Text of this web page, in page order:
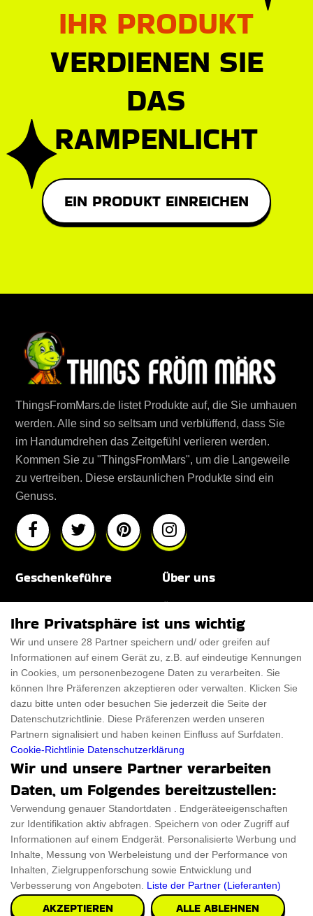
IHR PRODUKT
VERDIENEN SIE
DAS
RAMPENLICHT
EIN PRODUKT EINREICHEN
ThingsFromMars.de listet Produkte auf, die Sie umhauen
werden. Alle sind so seltsam und verblüffend, dass Sie
im Handumdrehen das Zeitgefühl verlieren werden.
Kommen Sie zu "ThingsFromMars", um die Langeweile
zu vertreiben. Diese erstaunlichen Produkte sind ein
Genuss.
Geschenkeführe
Für Haustiere
ThanksGiving
Über uns
Rabattcode
Trendiger Rabattcode
Black Friday
Ein Produkt einreichen
Kontakt
Ein Produkt einreichen
Geschenkeführer
Cyber Monday
Datenschutz­erklärung
Datenschutz­erklärung
Impressum
Cookies
Ihre Privatsphäre ist uns wichtig
Wir und unsere 28 Partner speichern und/ oder greifen auf
Informationen auf einem Gerät zu, z.B. auf eindeutige Kennungen
in Cookies, um personenbezogene Daten zu verarbeiten. Sie
können Ihre Präferenzen akzeptieren oder verwalten. Klicken Sie
dazu bitte unten oder besuchen Sie jederzeit die Seite der
Datenschutzrichtlinie. Diese Präferenzen werden unseren
Partnern signalisiert und haben keinen Einfluss auf Surfdaten.
Cookie-Richtlinie Datenschutzerklärung
Wir und unsere Partner verarbeiten
Daten, um Folgendes bereitzustellen:
Verwendung genauer Standortdaten . Endgeräteeigenschaften
zur Identifikation aktiv abfragen. Speichern von oder Zugriff auf
Informationen auf einem Endgerät. Personalisierte Werbung und
Inhalte, Messung von Werbeleistung und der Performance von
Inhalten, Zielgruppenforschung sowie Entwicklung und
Verbesserung von Angeboten. Liste der Partner (Lieferanten)
AKZEPTIEREN ALLE ABLEHNEN